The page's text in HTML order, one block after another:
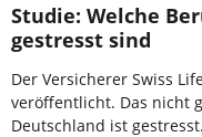
Studie: Welche
gestresst sind
Der Versicherer Swiss
veröffentlicht. Das nicht
Deutschland ist gestresst.